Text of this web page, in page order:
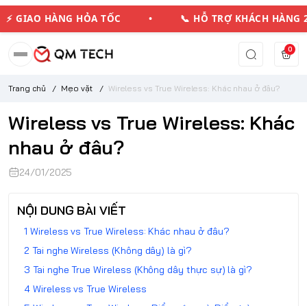
HÀNG HỎA TỐC • 📞 HỖ TRỢ KHÁCH
0
Trang chủ / Mẹo vặt / Wireless vs True Wireless: Khác nhau ở đâu?
Wireless vs True Wireless: Khác
nhau ở đâu?
24/01/2025
NỘI DUNG BÀI VIẾT
Wireless vs True Wireless: Khác nhau ở đâu?
Tai nghe Wireless (Không dây) là gì?
Tai nghe True Wireless (Không dây thực sự) là gì?
Wireless vs True Wireless